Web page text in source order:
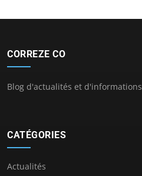
CORREZE CO
Blog d'actualités et d'informations
CATÉGORIES
Actualités